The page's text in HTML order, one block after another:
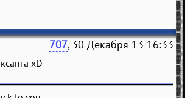
707, 30 Декабря 13 16:33
xD